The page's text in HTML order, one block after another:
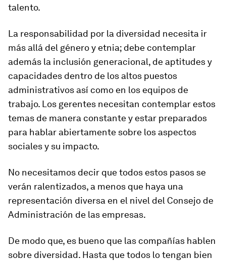
talento.
La responsabilidad por la diversidad necesita ir
más allá del género y etnia; debe contemplar
además la inclusión generacional, de aptitudes y
capacidades dentro de los altos puestos
administrativos así como en los equipos de
trabajo. Los gerentes necesitan contemplar estos
temas de manera constante y estar preparados
para hablar abiertamente sobre los aspectos
sociales y su impacto.
No necesitamos decir que todos estos pasos se
verán ralentizados, a menos que haya una
representación diversa en el nivel del Consejo de
Administración de las empresas.
De modo que, es bueno que las compañías hablen
sobre diversidad. Hasta que todos lo tengan bien